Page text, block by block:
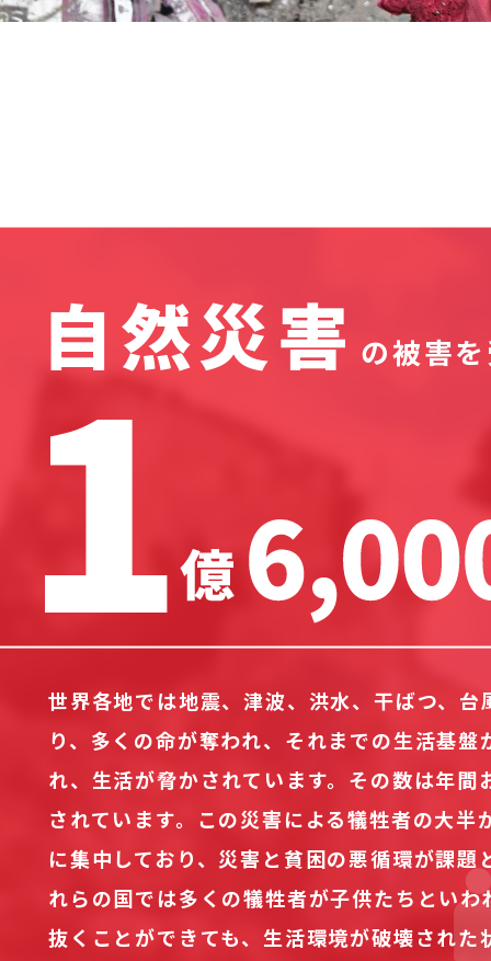
自然災害 の被害
世界各地では地震、津波、洪水、干ばつ、
り、多くの命が奪われ、それまでの生活基盤
れ、生活が脅かされています。その数は年
されています。この災害による犠牲者の大半
に集中しており、災害と貧困の悪循環が課題
れらの国では多くの犠牲者が子供たちとい
抜くことができても、生活環境が破壊された